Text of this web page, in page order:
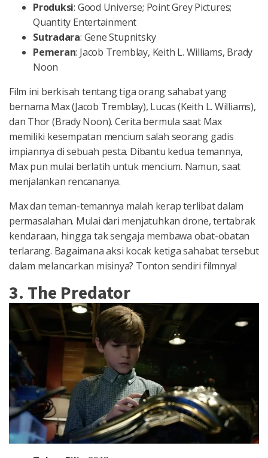
Produksi: Good Universe; Point Grey Pictures;
Quantity Entertainment
Sutradara: Gene Stupnitsky
Pemeran: Jacob Tremblay, Keith L. Williams, Brady
Noon
Film ini berkisah tentang tiga orang sahabat yang
bernama Max (Jacob Tremblay), Lucas (Keith L. Williams),
dan Thor (Brady Noon). Cerita bermula saat Max
memiliki kesempatan mencium salah seorang gadis
impiannya di sebuah pesta. Dibantu kedua temannya,
Max pun mulai berlatih untuk mencium. Namun, saat
menjalankan rencananya.
Max dan teman-temannya malah kerap terlibat dalam
permasalahan. Mulai dari menjatuhkan drone, tertabrak
kendaraan, hingga tak sengaja membawa obat-obatan
terlarang. Bagaimana aksi kocak ketiga sahabat tersebut
dalam melancarkan misinya? Tonton sendiri filmnya!
3. The Predator